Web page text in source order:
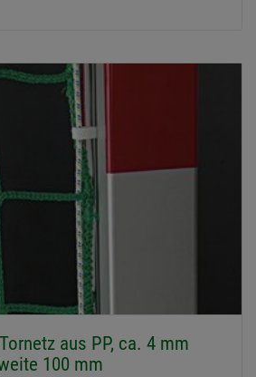
aus PP, ca. 4 mm
100 mm